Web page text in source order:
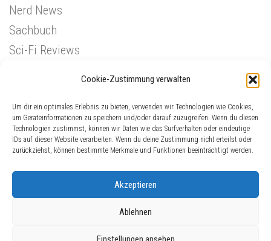
Cookie-Zustimmung verwalten
Um dir ein optimales Erlebnis zu bieten, verwenden wir Technologien wie Cookies,
um Geräteinformationen zu speichern und/oder darauf zuzugreifen. Wenn du diesen
Technologien zustimmst, können wir Daten wie das Surfverhalten oder eindeutige
IDs auf dieser Website verarbeiten. Wenn du deine Zustimmung nicht erteilst oder
zurückziehst, können bestimmte Merkmale und Funktionen beeinträchtigt werden.
Akzeptieren
Ablehnen
Nerd News
Sachbuch
Sci-Fi Reviews